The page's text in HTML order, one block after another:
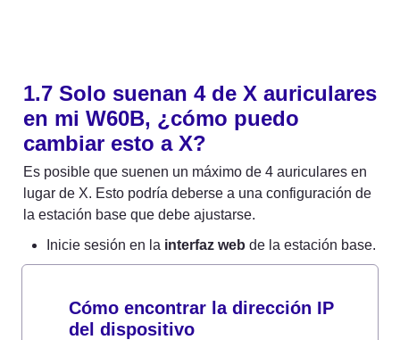
1.7 Solo suenan 4 de X auriculares
en mi W60B, ¿cómo puedo
cambiar esto a X?
Es posible que suenen un máximo de 4 auriculares en
lugar de X. Esto podría deberse a una configuración de
la estación base que debe ajustarse.
Inicie sesión en la interfaz web de la estación base.
Cómo encontrar la dirección IP
del dispositivo